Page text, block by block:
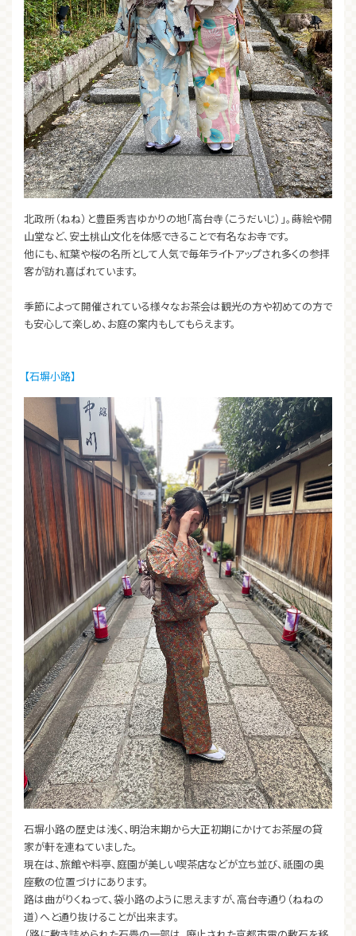
北政所（ねね）と豊臣秀吉ゆかりの地「高台寺（こうだいじ）」。蒔絵や開
山堂など、安土桃山文化を体感できることで有名なお寺です。
他にも、紅葉や桜の名所として人気で毎年ライトアップされ多くの参拝
客が訪れ喜ばれています。
季節によって開催されている様々なお茶会は観光の方や初めての方で
も安心して楽しめ、お庭の案内もしてもらえます。
【石塀小路】
石塀小路の歴史は浅く、明治末期から大正初期にかけてお茶屋の貸
家が軒を連ねていました。
現在は、旅館や料亭、庭園が美しい喫茶店などが立ち並び、祇園の奥
座敷の位置づけにあります。
路は曲がりくねって、袋小路のように思えますが、高台寺通り（ねねの
道）へと通り抜けることが出来ます。